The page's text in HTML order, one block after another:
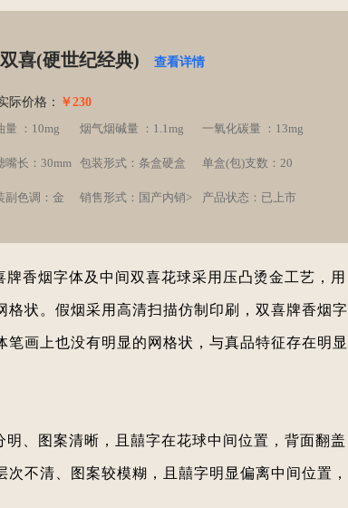
双喜(硬世纪经典) 查看详情
际价格： ￥230
量 ：10mg 烟气烟碱量 ：1.1mg 一氧化碳量 ：13mg
嘴长：30mm 包装形式：条盒硬盒 单盒(包)支数：20
副色调：金 销售形式：国产内销> 产品状态：已上市
香烟字体及中间双喜花球采用压凸烫金工艺，用
状。假烟采用高清扫描仿制印刷，双喜牌香烟字
画上也没有明显的网格状，与真品特征存在明显
、图案清晰，且囍字在花球中间位置，背面翻盖
不清、图案较模糊，且囍字明显偏离中间位置，